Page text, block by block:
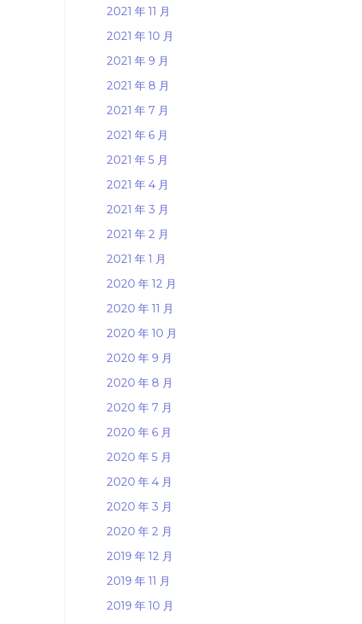
2021 年 11 月
2021 年 10 月
2021 年 9 月
2021 年 8 月
2021 年 7 月
2021 年 6 月
2021 年 5 月
2021 年 4 月
2021 年 3 月
2021 年 2 月
2021 年 1 月
2020 年 12 月
2020 年 11 月
2020 年 10 月
2020 年 9 月
2020 年 8 月
2020 年 7 月
2020 年 6 月
2020 年 5 月
2020 年 4 月
2020 年 3 月
2020 年 2 月
2019 年 12 月
2019 年 11 月
2019 年 10 月